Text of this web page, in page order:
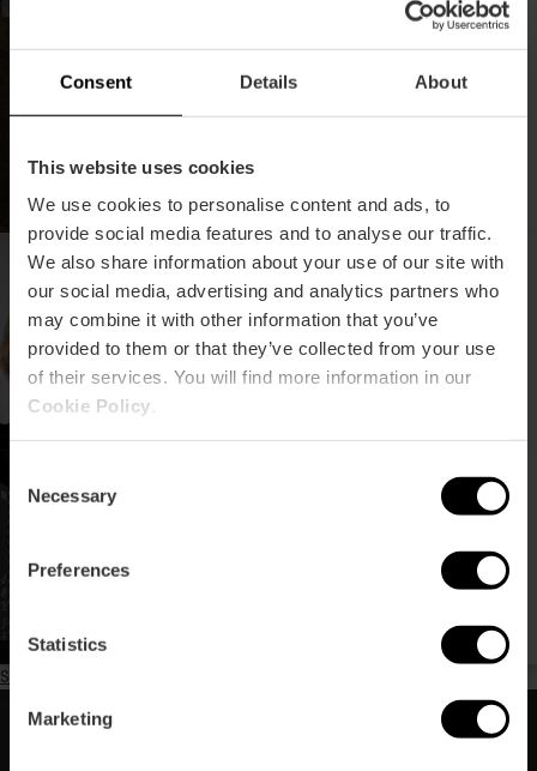
Consent Details About
This website uses cookies
We use cookies to personalise content and ads, to
provide social media features and to analyse our traffic.
We also share information about your use of our site with
our social media, advertising and analytics partners who
may combine it with other information that you’ve
provided to them or that they’ve collected from your use
of their services. You will find more information in our
Cookie Policy
Selection
Necessary
Preferences
Statistics
Marketing
Ciclo Cinema i Jardí en el
Centre del Carme de
Exposición «El
compromiso fotográfico»
en el Centre del Carme
«Prospectiva. Felipe
Pantone»: exposición de
Subscribe to CCCC